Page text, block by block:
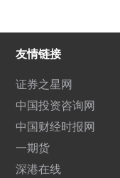
友情链接
证券之星网
中国投资咨询网
中国财经时报网
一期货
深港在线